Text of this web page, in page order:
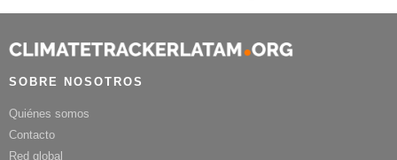
SOBRE NOSOTROS
Quiénes somos
Contacto
Red global